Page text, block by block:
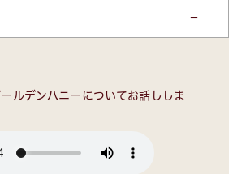
ルデンハニーについてお話ししま